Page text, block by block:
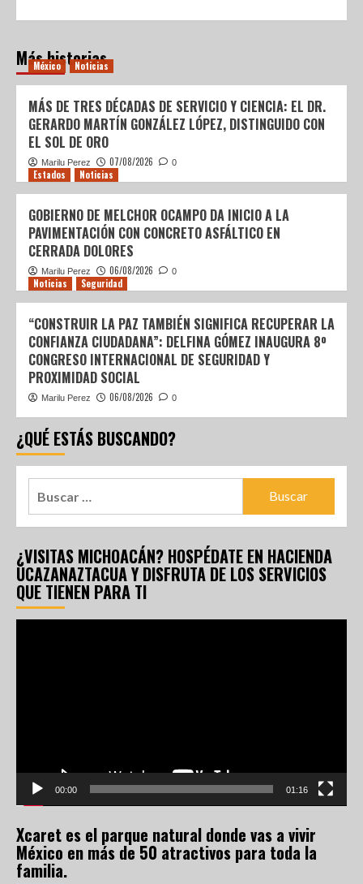
Más historias
México Noticias
MÁS DE TRES DÉCADAS DE SERVICIO Y CIENCIA: EL DR.
GERARDO MARTÍN GONZÁLEZ LÓPEZ, DISTINGUIDO CON
EL SOL DE ORO
Marilu Perez 07/08/2026 0
Estados Noticias
GOBIERNO DE MELCHOR OCAMPO DA INICIO A LA
PAVIMENTACIÓN CON CONCRETO ASFÁLTICO EN
CERRADA DOLORES
Marilu Perez 06/08/2026 0
Noticias Seguridad
“CONSTRUIR LA PAZ TAMBIÉN SIGNIFICA RECUPERAR LA
CONFIANZA CIUDADANA”: DELFINA GÓMEZ INAUGURA 8º
CONGRESO INTERNACIONAL DE SEGURIDAD Y
PROXIMIDAD SOCIAL
Marilu Perez 06/08/2026 0
¿QUÉ ESTÁS BUSCANDO?
¿VISITAS MICHOACÁN? HOSPÉDATE EN HACIENDA
UCAZANAZTACUA Y DISFRUTA DE LOS SERVICIOS
QUE TIENEN PARA TI
00:00 01:16
Xcaret es el parque natural donde vas a vivir
México en más de 50 atractivos para toda la
familia.